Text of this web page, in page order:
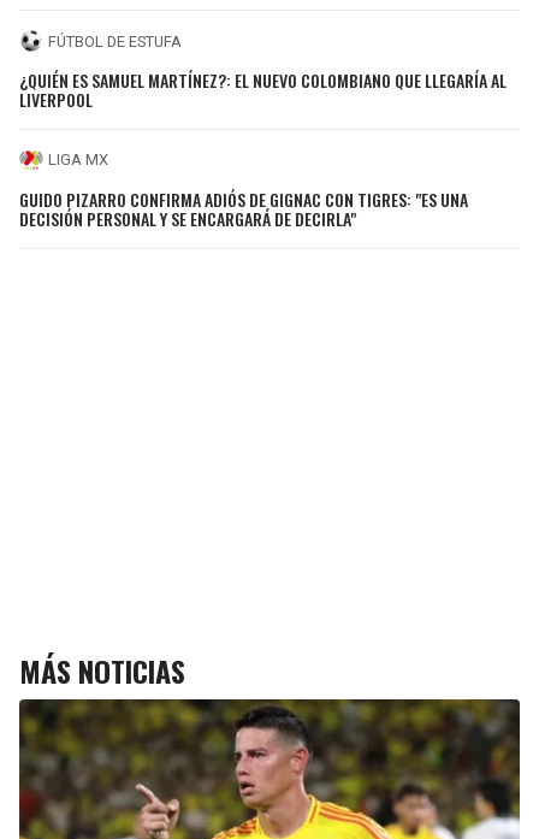
FÚTBOL DE ESTUFA
¿QUIÉN ES SAMUEL MARTÍNEZ?: EL NUEVO COLOMBIANO QUE LLEGARÍA AL
LIVERPOOL
LIGA MX
GUIDO PIZARRO CONFIRMA ADIÓS DE GIGNAC CON TIGRES: "ES UNA
DECISIÓN PERSONAL Y SE ENCARGARÁ DE DECIRLA"
MÁS NOTICIAS